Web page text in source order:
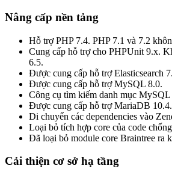
Nâng cấp nền tảng
Hỗ trợ PHP 7.4. PHP 7.1 và 7.2
Cung cấp hỗ trợ cho PHPUnit 9.x.
6.5.
Được cung cấp hỗ trợ Elasticsearch
Được cung cấp hỗ trợ MySQL 8.0.
Công cụ tìm kiếm danh mục
Được cung cấp hỗ trợ MariaDB 10.4.
Di chuyển các dependencies vào
Loại bỏ tích hợp core của code
Đã loại bỏ module core Braintree ra
Cải thiện cơ sở hạ tầng